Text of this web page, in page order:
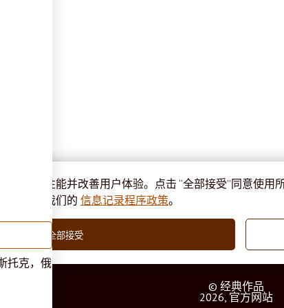
序来提高性能并改善用户体验。点击 “全部接受”同意使
请阅读我们的 信息记录程序政策。
全部接受
托克，俄
© 经典作品
2026, 官方网站